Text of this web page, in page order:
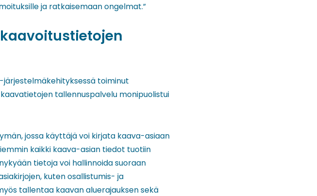
ja ratkaisemaan ongelmat.”
järjestelmäkehityksessä toiminut
tallennuspalvelu monipuolistui
jossa käyttäjä voi kirjata kaava-asiaan
kaikki kaava-asian tiedot tuotiin
tietoja voi hallinnoida suoraan
kuten osallistumis- ja
tallentaa kaavan aluerajauksen sekä